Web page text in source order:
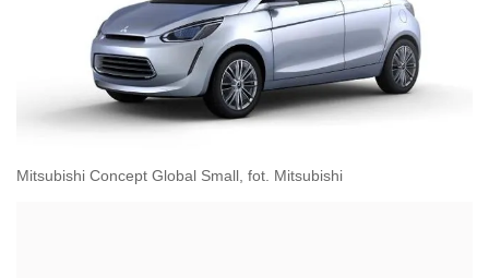
Mitsubishi Concept Global Small, fot. Mitsubishi